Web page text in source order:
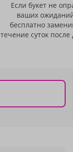
Если букет не
ваших
бесплатно
течение суток после